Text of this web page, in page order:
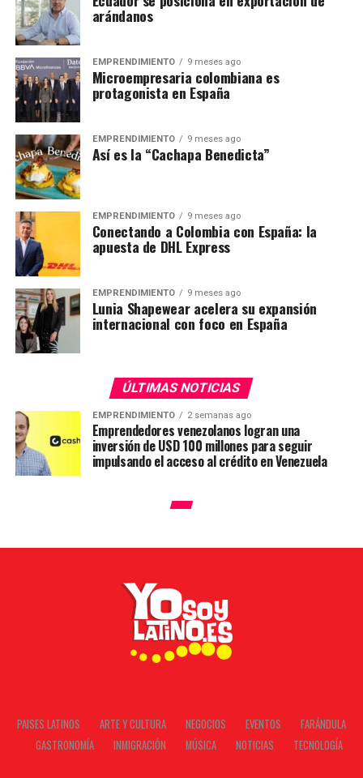
arándanos
EMPRENDIMIENTO 9 meses ago
Microempresaria colombiana es
protagonista en España
EMPRENDIMIENTO 9 meses ago
Así es la “Cachapa Benedicta”
EMPRENDIMIENTO 9 meses ago
Conectando a Colombia con España: la
apuesta de DHL Express
EMPRENDIMIENTO 9 meses ago
Lunia Shapewear acelera su expansión
internacional con foco en España
ÚLTIMAS NOTICIAS
EMPRENDIMIENTO 2 semanas ago
Emprendedores venezolanos logran una
inversión de USD 100 millones para seguir
impulsando el acceso al crédito en Venezuela
PAISES LATINOS ARTE Y CULTURA NEGOCIOS EVENTOS
FARÁNDULA
GASTRONOMÍA
INMIGRACIÓN MÚSICA NOTICIAS TECNOLOGÍA